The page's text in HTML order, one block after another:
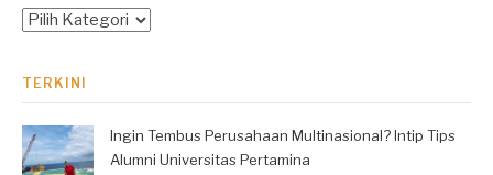
Kategori
TERKINI
Ingin Tembus Perusahaan Multinasional? Intip Tips
Alumni Universitas Pertamina